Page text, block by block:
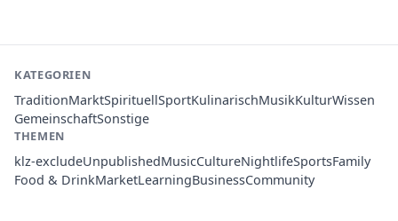
KATEGORIEN
TraditionMarktSpirituellSportKulinarischMusikKulturWissen
GemeinschaftSonstige
THEMEN
klz-excludeUnpublishedMusicCultureNightlifeSportsFamily
Food & DrinkMarketLearningBusinessCommunity